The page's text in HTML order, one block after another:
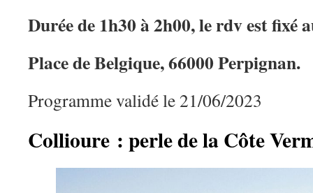
Durée de 1h30 à 2h00, le rdv est fixé
Place de Belgique, 66000 Perpignan.
Programme validé le 21/06/2023
Collioure : perle de la Côte